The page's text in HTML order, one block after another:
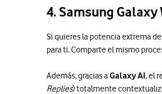
4. Samsung Galaxy
Si quieres la potencia extrema
para ti. Comparte el mismo
Además, gracias a Galaxy AI, el
Replies) totalmente